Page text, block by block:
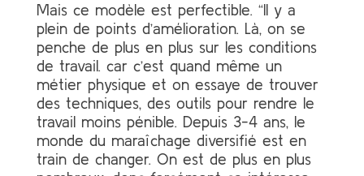
Mais ce modèle est perfectible. “Il y a
plein de points d’amélioration. Là, on se
penche de plus en plus sur les conditions
de travail. car c’est quand même un
métier physique et on essaye de trouver
des techniques, des outils pour rendre le
travail moins pénible. Depuis 3-4 ans, le
monde du maraîchage diversifié est en
train de changer. On est de plus en plus